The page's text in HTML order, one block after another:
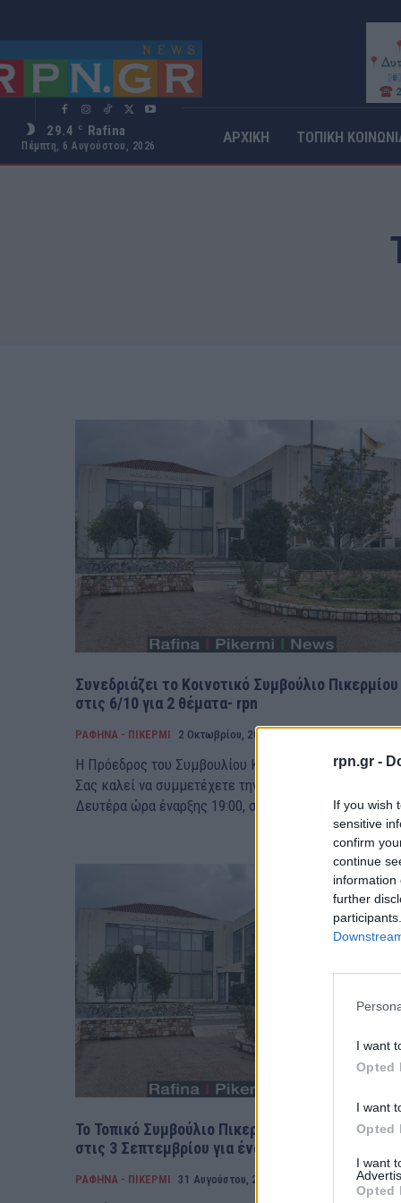
rpn.gr -
If you wish
sensitive
confirm
continue
information
further
I want
Opted
I want
Opted
I want
Opted
29.4 C Rafina
Πέμπτη, 6 Αυγούστου, 2026 ΑΡΧΙΚΗ ΤΟΠΙΚΗ
Συνεδριάζει το Κοινοτικό Συμβούλιο Πικερμίου
στις 6/10 για 2 θέματα- rpn
ΡΑΦΗΝΑ - ΠΙΚΕΡΜΙ 2 Οκτωβρίου, 2025
H Πρόεδρος του Συμβουλίου Κοινότητας Πικερμίου,
Σας καλεί να συμμετέχετε την 6-10-2025 ημέρα
Δευτέρα ώρα έναρξης 19:00, στο Κοινοτικό...
Το Τοπικό Συμβούλιο Πικερμίου συνεδριάζει
στις 3 Σεπτεμβρίου για ένα θέμα – rpn
ΡΑΦΗΝΑ - ΠΙΚΕΡΜΙ 31 Αυγούστου, 2024